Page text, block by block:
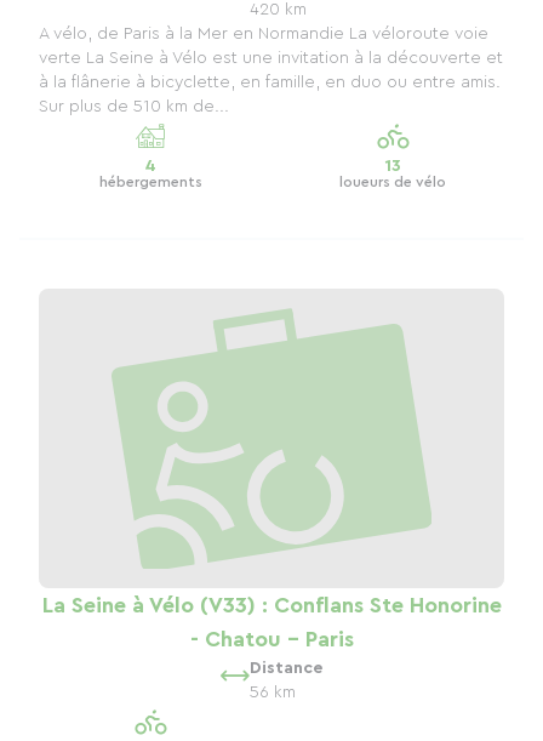
420 km
A vélo, de Paris à la Mer en Normandie La véloroute voie
verte La Seine à Vélo est une invitation à la découverte et
à la flânerie à bicyclette, en famille, en duo ou entre amis.
Sur plus de 510 km de...
4
hébergements
13
loueurs de vélo
La Seine à Vélo (V33) : Conflans Ste Honorine
- Chatou - Paris
Distance
56 km